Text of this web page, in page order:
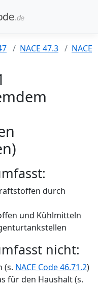
NACE 47.3 NACE
durch
und Kühlmitteln
nicht:
(s. NACE Code 46.71.2)
für den Haushalt (s.